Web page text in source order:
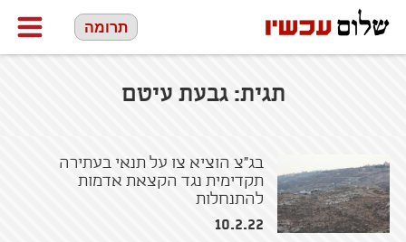
תרומה
תגית:גבעת עיטם
בג"צ הוציא צו על תנאי בעתירה
תקדימית נגד הקצאת אדמות
להתנחלות
10.2.22